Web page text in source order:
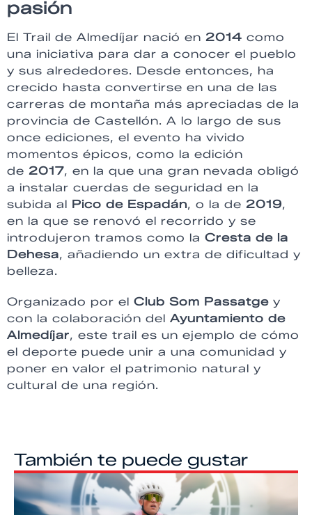
pasión
El Trail de Almedíjar nació en 2014 como
una iniciativa para dar a conocer el pueblo
y sus alrededores. Desde entonces, ha
crecido hasta convertirse en una de las
carreras de montaña más apreciadas de la
provincia de Castellón. A lo largo de sus
once ediciones, el evento ha vivido
momentos épicos, como la edición
de 2017, en la que una gran nevada obligó
a instalar cuerdas de seguridad en la
subida al Pico de Espadán, o la de 2019,
en la que se renovó el recorrido y se
introdujeron tramos como la Cresta de la
Dehesa, añadiendo un extra de dificultad y
belleza.
Organizado por el Club Som Passatge y
con la colaboración del Ayuntamiento de
Almedíjar, este trail es un ejemplo de cómo
el deporte puede unir a una comunidad y
poner en valor el patrimonio natural y
cultural de una región.
También te puede gustar